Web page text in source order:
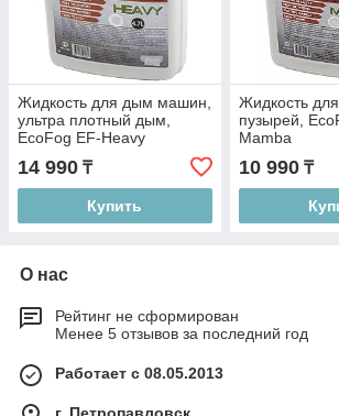
Жидкость для дым машин,
ультра плотный дым,
EcoFog EF-Heavy
14 990 ₸
Купить
Жидкость
пузырей,
Mamba
10 990₸
О нас
Рейтинг не сформирован
Менее 5 отзывов за последний год
Работает с 08.05.2013